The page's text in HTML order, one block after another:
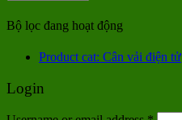
Bộ lọc đang hoạt động
Product cat: Cân vải điện tử
Login